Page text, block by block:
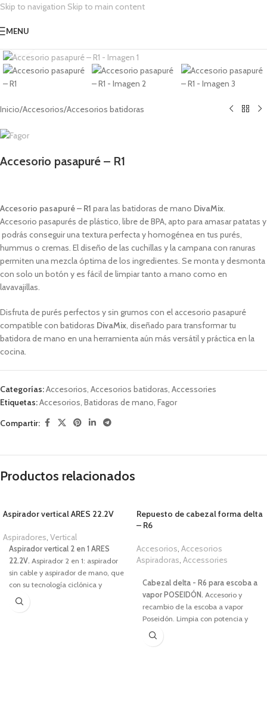
Skip to navigation Skip to main content
MENU
Inicio/Accesorios/Accesorios batidoras
Accesorio pasapuré – R1
Accesorio pasapuré – R1 para las batidoras de mano DivaMix.
Accesorio pasapurés de plástico, libre de BPA, apto para amasar patatas y
podrás conseguir una textura perfecta y homogénea en tus purés,
hummus o cremas. El diseño de las cuchillas y la campana con ranuras
permiten una mezcla óptima de los ingredientes. Se monta y desmonta
con solo un botón y es fácil de limpiar tanto a mano como en
lavavajillas.
Disfruta de purés perfectos y sin grumos con el accesorio pasapuré
compatible con batidoras DivaMix, diseñado para transformar tu
batidora de mano en una herramienta aún más versátil y práctica en la
cocina.
Categorías:Accesorios, Accesorios batidoras, Accessories
Etiquetas:Accesorios, Batidoras de mano, Fagor
Compartir:
Productos relacionados
Aspirador vertical ARES 22.2V
Aspiradores, Vertical
Aspirador vertical 2 en 1 ARES
22.2V. Aspirador 2 en 1: aspirador
sin cable y aspirador de mano, que
con su tecnología ciclónica y
múltiples accesorios te permitirá
hacer una limpieza de suelo a
Repuesto de cabezal forma delta
– R6
Accesorios, Accesorios
Aspiradoras, Accessories
Cabezal delta - R6 para escoba a
vapor POSEIDÓN. Accesorio y
recambio de la escoba a vapor
Poseidón. Limpia con potencia y
precisión gracias a su diseño
triangular que llega a esquinas y